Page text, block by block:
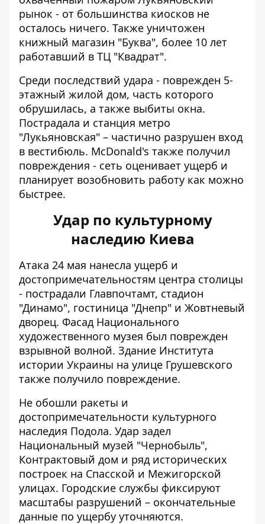
рынок - от большинства киосков не
осталось ничего. Также уничтожен
книжный магазин "Буква", более 10 лет
работавший в ТЦ "Квадрат".
Среди последствий удара - поврежден 5-
этажный жилой дом, часть которого
обрушилась, а также выбиты окна.
Пострадала и станция метро
"Лукьяновская" – частично разрушен вход
в вестибюль. McDonald's также получил
повреждения - сеть оценивает ущерб и
планирует возобновить работу как можно
быстрее.
Удар по культурному
наследию Киева
Атака 24 мая нанесла ущерб и
достопримечательностям центра столицы
- пострадали Главпочтамт, стадион
"Динамо", гостиница "Днепр" и Жовтневый
дворец. Фасад Национального
художественного музея был поврежден
взрывной волной. Здание Института
истории Украины на улице Грушевского
также получило повреждение.
Не обошли ракеты и
достопримечательности культурного
наследия Подола. Удар задел
Национальный музей "Чернобыль",
Контрактовый дом и ряд исторических
построек на Спасской и Межигорской
улицах. Городские службы фиксируют
масштабы разрушений – окончательные
данные по ущербу уточняются.